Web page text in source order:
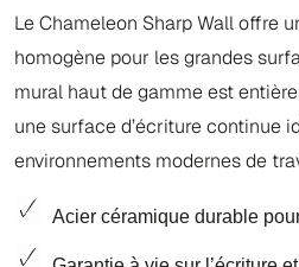
Le Chameleon Sharp Wall offre
homogène pour les grandes
mural haut de gamme est
une surface d’écriture continue
environnements modernes de
Acier céramique durable